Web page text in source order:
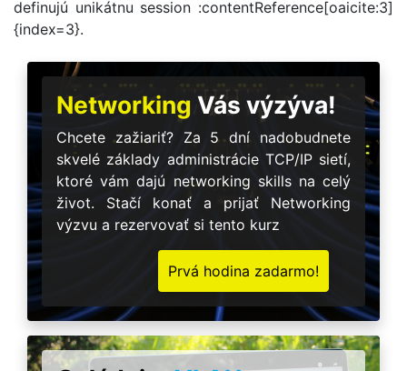
definujú unikátnu session :contentReference[oaicite:3]
{index=3}.
Networking Vás výzýva!
Chcete zažiariť? Za 5 dní nadobudnete
skvelé základy administrácie TCP/IP sietí,
ktoré vám dajú networking skills na celý
život. Stačí konať a prijať Networking
výzvu a rezervovať si tento kurz
Prvá hodina zadarmo!